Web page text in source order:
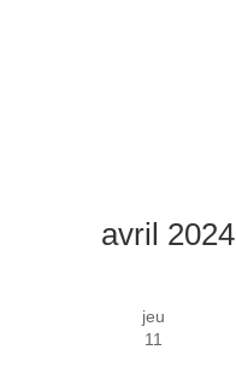
avril 2024
jeu
11